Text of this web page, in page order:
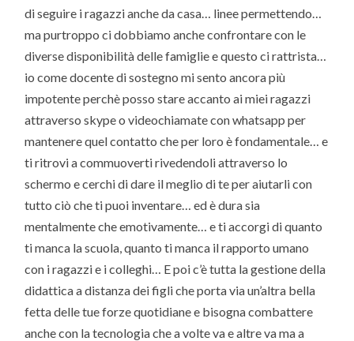
di seguire i ragazzi anche da casa… linee permettendo…
ma purtroppo ci dobbiamo anche confrontare con le
diverse disponibilità delle famiglie e questo ci rattrista…
io come docente di sostegno mi sento ancora più
impotente perchè posso stare accanto ai miei ragazzi
attraverso skype o videochiamate con whatsapp per
mantenere quel contatto che per loro è fondamentale… e
ti ritrovi a commuoverti rivedendoli attraverso lo
schermo e cerchi di dare il meglio di te per aiutarli con
tutto ciò che ti puoi inventare… ed è dura sia
mentalmente che emotivamente… e ti accorgi di quanto
ti manca la scuola, quanto ti manca il rapporto umano
con i ragazzi e i colleghi… E poi c’è tutta la gestione della
didattica a distanza dei figli che porta via un’altra bella
fetta delle tue forze quotidiane e bisogna combattere
anche con la tecnologia che a volte va e altre va ma a